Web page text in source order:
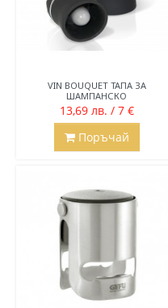
VIN BOUQUET ТАПА ЗА
ШАМПАНСКО
13,69 лв. / 7 €
Поръчай